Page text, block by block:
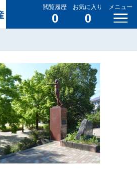
閲覧履歴
0
お気に入り
0
メニュー